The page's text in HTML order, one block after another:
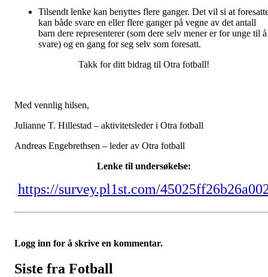
Tilsendt lenke kan benyttes flere ganger. Det vil si at
kan både svare en eller flere ganger på vegne av det antall
barn dere representerer (som dere selv mener er for unge til å
svare) og en gang for seg selv som foresatt.
Takk for ditt bidrag til Otra fotball!
Med vennlig hilsen,
Julianne T. Hillestad – aktivitetsleder i Otra fotball
Andreas Engebrethsen – leder av Otra fotball
Lenke til undersøkelse:
https://survey.pl1st.com/
Logg inn for å skrive en kommentar.
Siste fra Fotball